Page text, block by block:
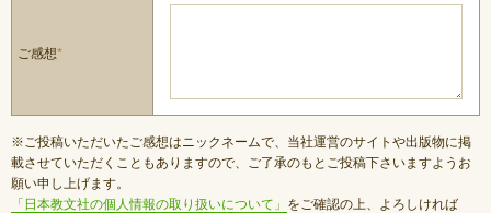
ご感想*
※ご投稿いただいたご感想はニックネームで、当社運営のサイトや出版物に掲
載させていただくこともありますので、ご了承のもとご投稿下さいますようお
願い申し上げます。
「日本教文社の個人情報の取り扱いについて」 をご確認の上、よろしければ